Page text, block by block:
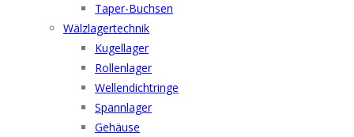
Taper-Buchsen
Wälzlagertechnik
Kugellager
Rollenlager
Wellendichtringe
Spannlager
Gehäuse